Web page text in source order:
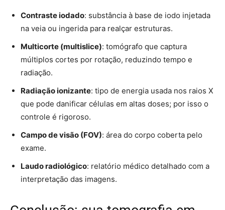
Contraste iodado: substância à base de iodo injetada
na veia ou ingerida para realçar estruturas.
Multicorte (multislice): tomógrafo que captura
múltiplos cortes por rotação, reduzindo tempo e
radiação.
Radiação ionizante: tipo de energia usada nos raios X
que pode danificar células em altas doses; por isso o
controle é rigoroso.
Campo de visão (FOV): área do corpo coberta pelo
exame.
Laudo radiológico: relatório médico detalhado com a
interpretação das imagens.